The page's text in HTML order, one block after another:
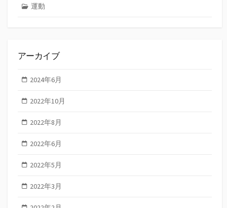
運動
アーカイブ
2024年6月
2022年10月
2022年8月
2022年6月
2022年5月
2022年3月